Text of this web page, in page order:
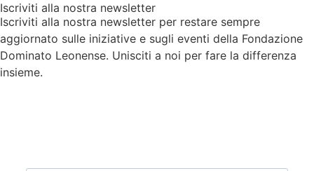
Iscriviti alla nostra newsletter
Iscriviti alla nostra newsletter per restare sempre
aggiornato sulle iniziative e sugli eventi della Fondazione
Dominato Leonense. Unisciti a noi per fare la differenza
insieme.